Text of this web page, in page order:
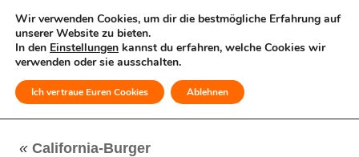
MENÜ
« California-Burger
Wir verwenden Cookies, um dir die bestmögliche Erfahrung auf
unserer Website zu bieten.
In den Einstellungen kannst du erfahren, welche Cookies wir
verwenden oder sie ausschalten.
Ich vertraue Euren Cookies Ablehnen